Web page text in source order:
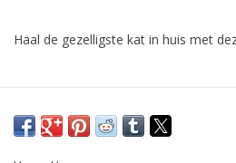
Haal de gezelligste kat in huis met